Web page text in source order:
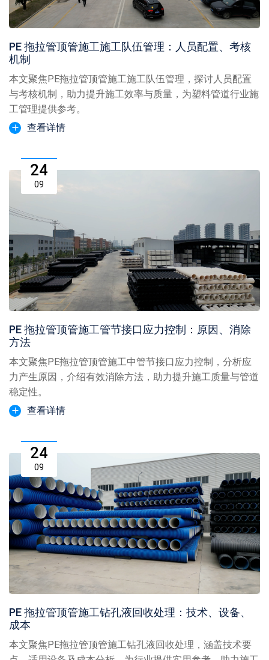
PE 拖拉管顶管施工施工队伍管理：人员配置、考核
机制
本文聚焦PE拖拉管顶管施工施工队伍管理，探讨人员配置
与考核机制，助力提升施工效率与质量，为塑料管道行业施
工管理提供参考。
查看详情
24
09
PE 拖拉管顶管施工管节接口应力控制：原因、消除
方法
本文聚焦PE拖拉管顶管施工中管节接口应力控制，分析应
力产生原因，介绍有效消除方法，助力提升施工质量与管道
稳定性。
查看详情
24
09
PE 拖拉管顶管施工钻孔液回收处理：技术、设备、
成本
本文聚焦PE拖拉管顶管施工钻孔液回收处理，涵盖技术要